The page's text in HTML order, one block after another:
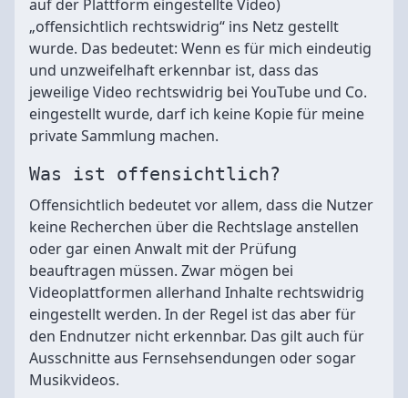
auf der Plattform eingestellte Video)
„offensichtlich rechtswidrig“ ins Netz gestellt
wurde. Das bedeutet: Wenn es für mich eindeutig
und unzweifelhaft erkennbar ist, dass das
jeweilige Video rechtswidrig bei YouTube und Co.
eingestellt wurde, darf ich keine Kopie für meine
private Sammlung machen.
Was ist offensichtlich?
Offensichtlich bedeutet vor allem, dass die Nutzer
keine Recherchen über die Rechtslage anstellen
oder gar einen Anwalt mit der Prüfung
beauftragen müssen. Zwar mögen bei
Videoplattformen allerhand Inhalte rechtswidrig
eingestellt werden. In der Regel ist das aber für
den Endnutzer nicht erkennbar. Das gilt auch für
Ausschnitte aus Fernsehsendungen oder sogar
Musikvideos.